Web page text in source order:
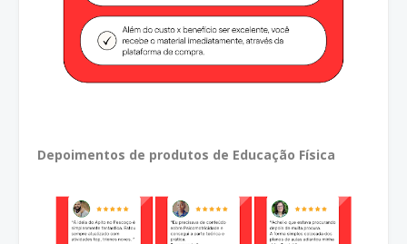
Depoimentos de produtos de Educação Física